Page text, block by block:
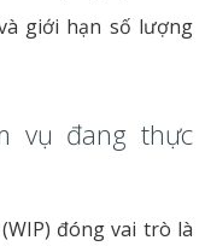
giới hạn số lượng
vụ đang thực
đóng vai trò là